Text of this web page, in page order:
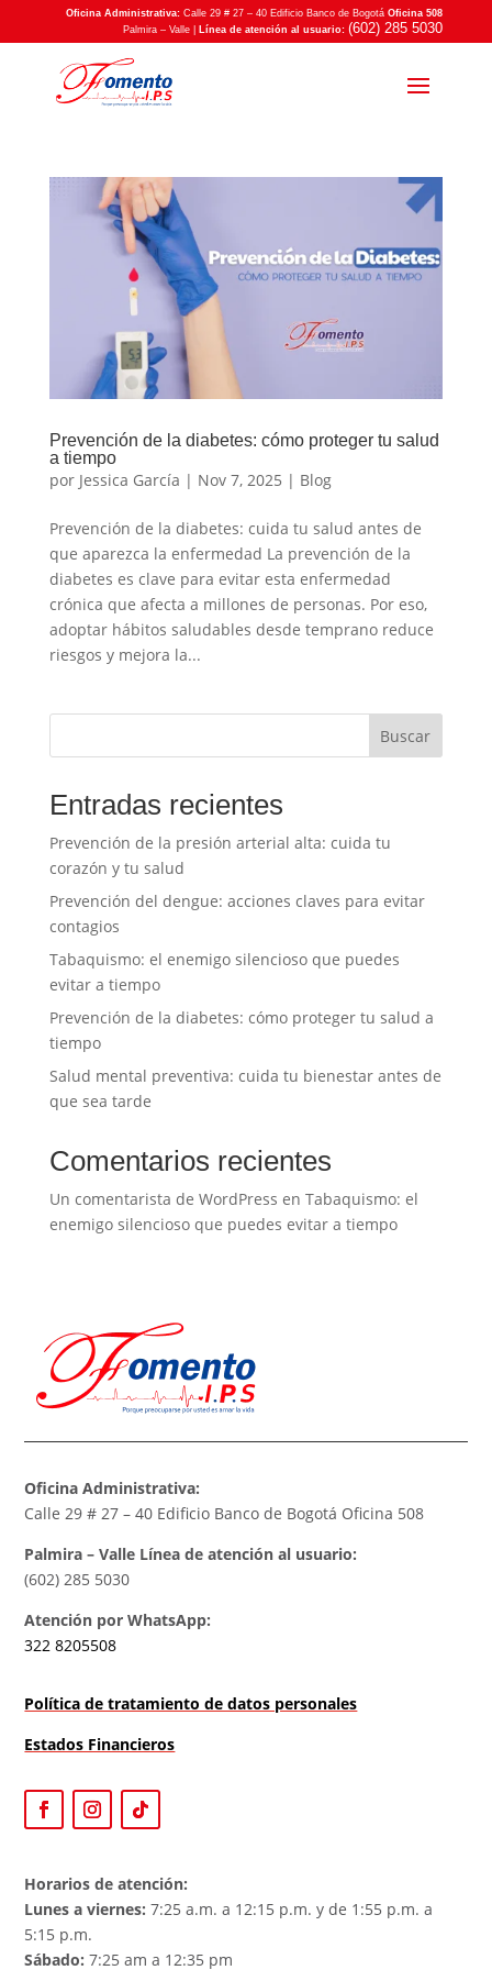
Oficina Administrativa: Calle 29 # 27 – 40 Edificio Banco de BogotáOficina 508
Palmira – Valle |
Línea de atención al usuario: (602) 285 5030
Prevención de la diabetes: cómo proteger tu salud
a tiempo
por Jessica García | Nov 7, 2025 | Blog
Prevención de la diabetes: cuida tu salud antes de
que aparezca la enfermedad La prevención de la
diabetes es clave para evitar esta enfermedad
crónica que afecta a millones de personas. Por eso,
adoptar hábitos saludables desde temprano reduce
riesgos y mejora la...
Buscar
Entradas recientes
Prevención de la presión arterial alta: cuida tu
corazón y tu salud
Prevención del dengue: acciones claves para evitar
contagios
Tabaquismo: el enemigo silencioso que puedes
evitar a tiempo
Prevención de la diabetes: cómo proteger tu salud a
tiempo
Salud mental preventiva: cuida tu bienestar antes de
que sea tarde
Comentarios recientes
Un comentarista de WordPress en Tabaquismo: el
enemigo silencioso que puedes evitar a tiempo
Oficina Administrativa:
Calle 29 # 27 – 40 Edificio Banco de Bogotá Oficina 508
Palmira – Valle Línea de atención al usuario:
(602) 285 5030
Atención por WhatsApp:
322 8205508
Política de tratamiento de datos personales
Estados Financieros
Horarios de atención:
Lunes a viernes: 7:25 a.m. a 12:15 p.m. y de 1:55 p.m. a
5:15 p.m.
Sábado: 7:25 am a 12:35 pm